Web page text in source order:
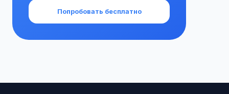
Попробовать бесплатно